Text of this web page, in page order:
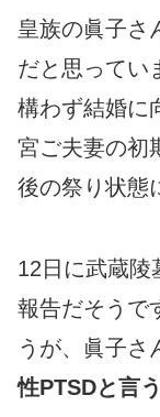
皇族の眞子さ
だと思ってい
構わず結婚に
宮ご夫妻の初
後の祭り状態
12日に武蔵陵
報告だそうで
うが、眞子さ
性PTSDと言